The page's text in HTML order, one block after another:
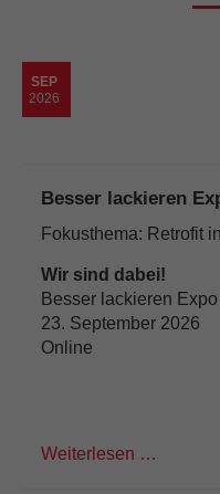
SEP
2026
Besser lackieren
Fokusthema: Retrofit
Wir sind dabei!
Besser lackieren
23. September 2026
Online
Weiterlesen …